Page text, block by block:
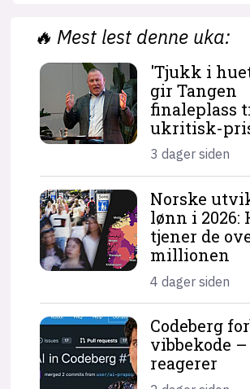
🔥 Mest lest denne uka:
'Tjukk i
gir Tangen
finaleplass
ukritisk-
3 dager siden
Norske
lønn i 2026:
tjener de
millionen
4 dager siden
Codeberg
vibbekode
reagerer